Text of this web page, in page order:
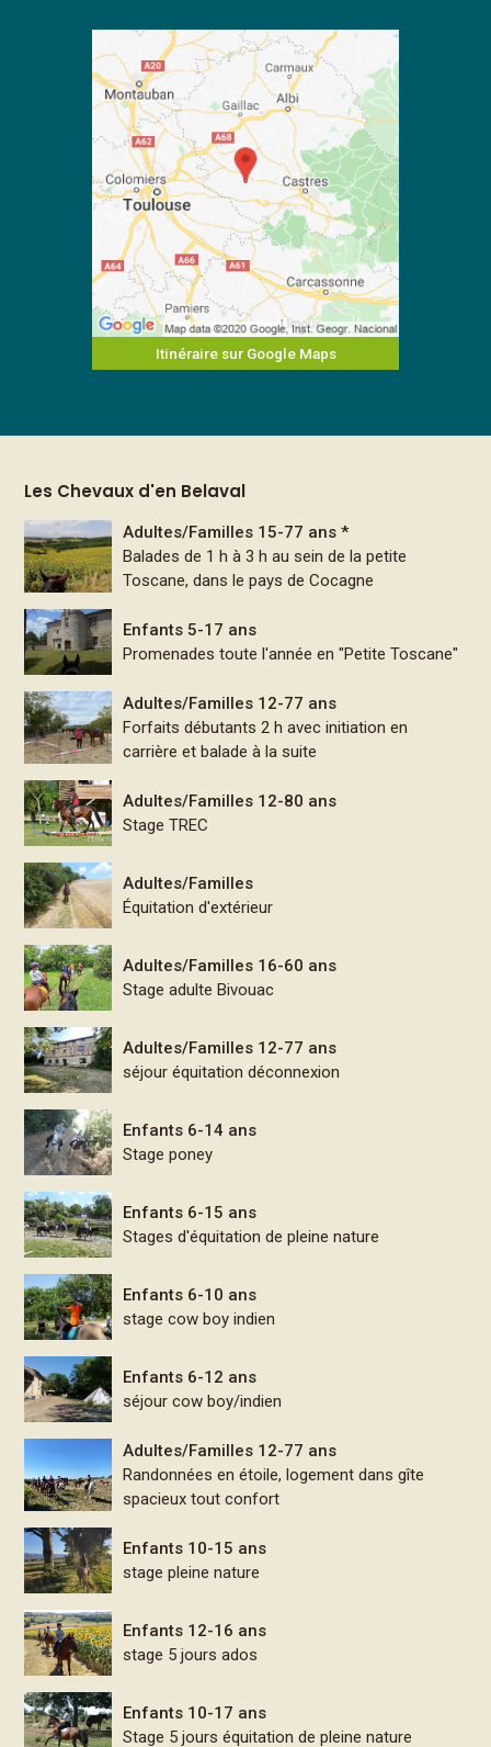
Itinéraire sur Google Maps
Les Chevaux d'en Belaval
Adultes/Familles 15-77 ans *
Balades de 1 h à 3 h au sein de la petite
Toscane, dans le pays de Cocagne
Enfants 5-17 ans
Promenades toute l'année en "Petite Toscane"
Adultes/Familles 12-77 ans
Forfaits débutants 2 h avec initiation en
carrière et balade à la suite
Adultes/Familles 12-80 ans
Stage TREC
Adultes/Familles
Équitation d'extérieur
Adultes/Familles 16-60 ans
Stage adulte Bivouac
Adultes/Familles 12-77 ans
séjour équitation déconnexion
Enfants 6-14 ans
Stage poney
Enfants 6-15 ans
Stages d'équitation de pleine nature
Enfants 6-10 ans
stage cow boy indien
Enfants 6-12 ans
séjour cow boy/indien
Adultes/Familles 12-77 ans
Randonnées en étoile, logement dans gîte
spacieux tout confort
Enfants 10-15 ans
stage pleine nature
Enfants 12-16 ans
stage 5 jours ados
Enfants 10-17 ans
Stage 5 jours équitation de pleine nature